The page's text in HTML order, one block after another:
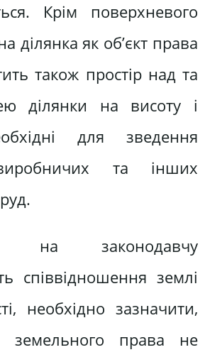
Крім поверхневого
ділянка як об’єкт права
також простір над та
ділянки на висоту і
для зведення
та інших
на законодавчу
співвідношення землі
необхідно зазначити,
земельного права не